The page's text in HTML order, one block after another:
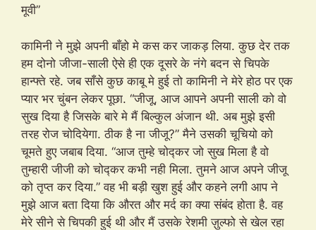
मूवी”
कामिनी ने मुझे अपनी बाँहो मे कस कर जाकड़ लिया. कुछ देर तक
हम दोनो जीजा-साली ऐसे ही एक दूसरे के नंगे बदन से चिपके
हान्फ्ते रहे. जब साँसे कुछ काबू मे हुई तो कामिनी ने मेरे होठ पर एक
प्यार भर चुंबन लेकर पूछा. “जीजू, आज आपने अपनी साली को वो
सुख दिया है जिसके बारे मे मैं बिल्कुल अंजान थी. अब मुझे इसी
तरह रोज चोदियेगा. ठीक है ना जीजू?” मैने उसकी चूचियो को
चूमते हुए जबाब दिया. “आज तुम्हे चोद्कर जो सुख मिला है वो
तुम्हारी जीजी को चोद्कर कभी नही मिला. तुमने आज अपने जीजू
को तृप्त कर दिया.” वह भी बड़ी खुश हुई और कहने लगी आप ने
मुझे आज बता दिया कि औरत और मर्द का क्या संबंद होता है. वह
मेरे सीने से चिपकी हुई थी और मैं उसके रेशमी ज़ुल्फो से खेल रहा